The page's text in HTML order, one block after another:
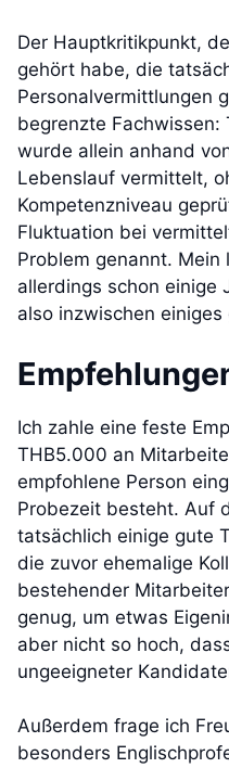
Der Hauptkritikpunkt,
gehört habe, die
Personalvermittlungen
begrenzte Fachwissen:
wurde allein anhand
Lebenslauf vermittelt,
Kompetenzniveau
Fluktuation bei
Problem genannt.
allerdings schon einige
also inzwischen
Ich zahle eine feste
THB5.000 an
empfohlene Person
Probezeit besteht. Auf
tatsächlich einige gute
die zuvor ehemalige
bestehender
genug, um etwas
aber nicht so hoch,
ungeeigneter
Außerdem frage ich
besonders